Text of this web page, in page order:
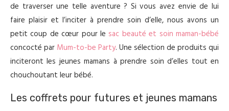
de traverser une telle aventure ? Si vous avez envie de lui
faire plaisir et l’inciter à prendre soin d’elle, nous avons un
petit coup de cœur pour le sac beauté et soin maman-bébé
concocté par Mum-to-be Party. Une sélection de produits qui
inciteront les jeunes mamans à prendre soin d’elles tout en
chouchoutant leur bébé.
Les coffrets pour futures et jeunes mamans